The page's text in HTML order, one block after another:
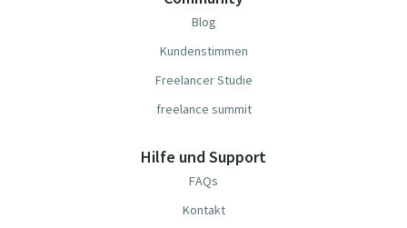
Blog
Kundenstimmen
Freelancer Studie
freelance summit
Hilfe und Support
FAQs
Kontakt